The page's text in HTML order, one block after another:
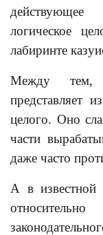
логическое
лабиринте
Между тем,
представляет
целого. Оно
части
даже часто
А в известной